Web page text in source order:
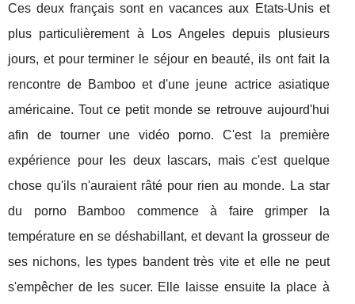
Ces deux français sont en vacances aux Etats-Unis et
plus particulièrement à Los Angeles depuis plusieurs
jours, et pour terminer le séjour en beauté, ils ont fait la
rencontre de Bamboo et d'une jeune actrice asiatique
américaine. Tout ce petit monde se retrouve aujourd'hui
afin de tourner une vidéo porno. C'est la première
expérience pour les deux lascars, mais c'est quelque
chose qu'ils n'auraient râté pour rien au monde. La star
du porno Bamboo commence à faire grimper la
température en se déshabillant, et devant la grosseur de
ses nichons, les types bandent très vite et elle ne peut
s'empêcher de les sucer. Elle laisse ensuite la place à